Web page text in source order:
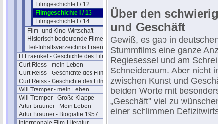
Filmgeschichte I / 12
Filmgeschichte I / 13
Filmgeschichte I / 14
Film- und Kino-Wirtschaft
Historisch bedeutende Filme
Teil-Inhaltsverzeichnis Fraenkel 1
H.Fraenkel - Geschichte des Films 2
Curt Riess - mein Leben
Curt Reiss - Geschichte des Films I
Curt Reiss - Geschichte des Films II
Will Tremper - mein Leben
Will Tremper - Große Klappe
Artur Brauner - Mein Leben
Artur Brauner - Biografie 1957
Interntionale Film-Literatur
Über den
und Geschäft
Gewiß, es gab in
Stummfilms eine ganze
Regiesessel und am
Schneideraum. Aber nicht
zwischen Kunst und
beiden Worte mit
„Geschäft" viel zu
einer schlimmen